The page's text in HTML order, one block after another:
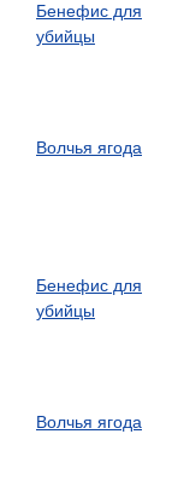
Бенефис для
убийцы
Волчья ягода
Бенефис для
убийцы
Волчья ягода